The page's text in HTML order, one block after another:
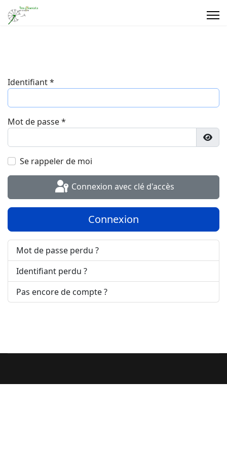
Identifiant*
Mot de passe*
Se rappeler de moi
Connexion avec clé d'accès
Connexion
Mot de passe perdu ?
Identifiant perdu ?
Pas encore de compte ?